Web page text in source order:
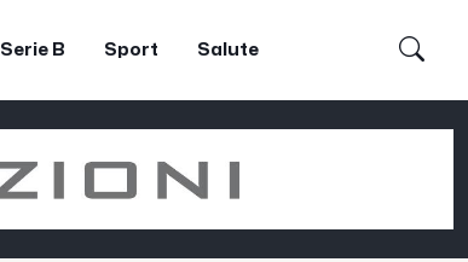
Serie B Sport Salute